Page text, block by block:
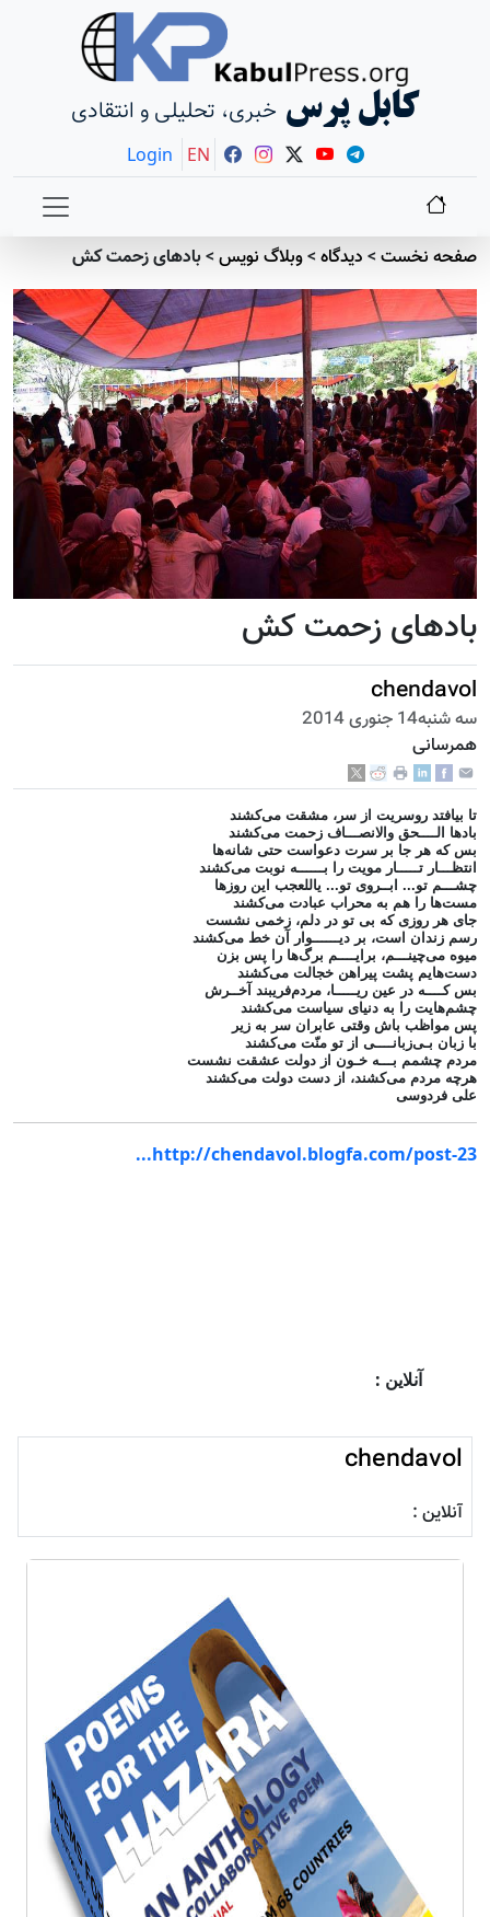
کابل پرس خبری، تحلیلی و انتقادی
Login EN
صفحه نخست> دیدگاه>وبلاگ نویس>بادهای زحمت کش
بادهای زحمت کش
chendavol
سه شنبه14 جنوری 2014
همرسانی
تا بیافتد روسریت از سر، مشقت می‌کشند
بادها الــــحق والانصـــاف زحمت می‌کشند
بس که هر جا بر سرت دعواست حتی شانه‌ها
انتظـــار تـــــار مویت را بــــــه نوبت می‌کشند
چشـــم تو... ابــروی تو... یاللعجب این روزها
مست‌ها را هم به محراب عبادت می‌کشند
جای هر روزی که بی تو در دلم، زخمی نشست
رسم زندان است، بر دیــــــوار آن خط می‌کشند
میوه می‌چینـــم، برایــــم برگ‌ها را پس بزن
دست‌هایم پشت پیراهن خجالت می‌کشند
بس کــــه در عین ریـــــا، مردم‌فریبند آخــرش
چشم‌هایت را به دنیای سیاست می‌کشند
پس مواظب باش وقتی عابران سر به زیر
با زبان بـی‌زبانــــی از تو منّت می‌کشند
مردم چشمم بـــه خـون از دولت عشقت نشست
هرچه مردم می‌کشند، از دست دولت می‌کشند
علی فردوسی
آنلاین :
http://chendavol.blogfa.com/post-23...
chendavol
آنلاین :